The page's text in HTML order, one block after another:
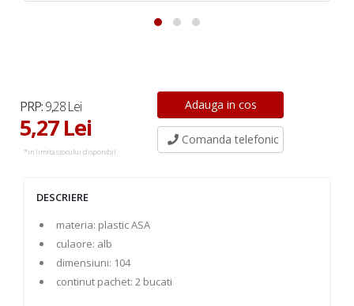
PRP:9,28 Lei
5,27 Lei
*in limita stocului disponibil
Comanda telefonic
DESCRIERE
materia: plastic ASA
culaore: alb
dimensiuni: 104
continut pachet: 2 bucati